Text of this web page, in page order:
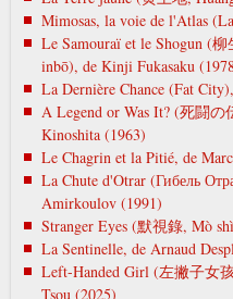
Mimosas, la voie de l'Atlas
Le Samouraï et le Shogun (
inbō), de Kinji Fukasaku
La Dernière Chance (Fat
A Legend or Was It? (死闘の
Kinoshita (1963)
Le Chagrin et la Pitié, de
La Chute d'Otrar (Гибель
Amirkoulov (1991)
Stranger Eyes (默視錄, Mò
La Sentinelle, de Arnaud
Left-Handed Girl (左撇子女
Tsou (2025)